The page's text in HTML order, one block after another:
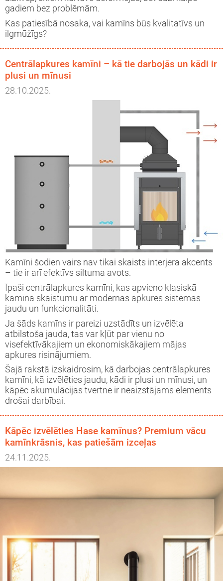
gadiem bez problēmām.
Kas patiesībā nosaka, vai kamīns būs kvalitatīvs un
ilgmūžīgs?
Centrālapkures kamīni – kā tie darbojās un kādi ir
plusi un mīnusi
28.10.2025.
Kamīni šodien vairs nav tikai skaists interjera akcents
– tie ir arī efektīvs siltuma avots.
Īpaši centrālapkures kamīni, kas apvieno klasiskā
kamīna skaistumu ar modernas apkures sistēmas
jaudu un funkcionalitāti.
Ja šāds kamīns ir pareizi uzstādīts un izvēlēta
atbilstoša jauda, tas var kļūt par vienu no
visefektīvākajiem un ekonomiskākajiem mājas
apkures risinājumiem.
Šajā rakstā izskaidrosim, kā darbojas centrālapkures
kamīni, kā izvēlēties jaudu, kādi ir plusi un mīnusi, un
kāpēc akumulācijas tvertne ir neaizstājams elements
drošai darbībai.
Kāpēc izvēlēties Hase kamīnus? Premium vācu
kamīnkrāsnis, kas patiešām izceļas
24.11.2025.